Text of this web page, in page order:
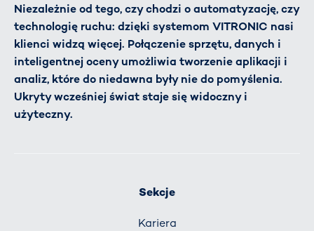
Niezależnie od tego, czy chodzi o automatyzację, czy
technologię ruchu: dzięki systemom VITRONIC nasi
klienci widzą więcej. Połączenie sprzętu, danych i
inteligentnej oceny umożliwia tworzenie aplikacji i
analiz, które do niedawna były nie do pomyślenia.
Ukryty wcześniej świat staje się widoczny i
użyteczny.
Sekcje
Kariera